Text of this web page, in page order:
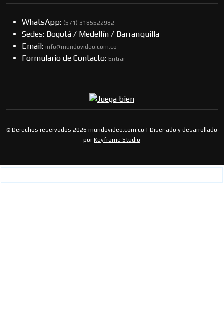
WhatsApp: (57​​1) 3185522982
Sedes: Bogotá / Medellín / Barranquilla
Email: info@mundovideo.com.co
Formulario de Contacto: Entrar
© Derechos reservados 2026 mundovideo.com.co | Diseñado y desarrollado
por Keyframe Studio